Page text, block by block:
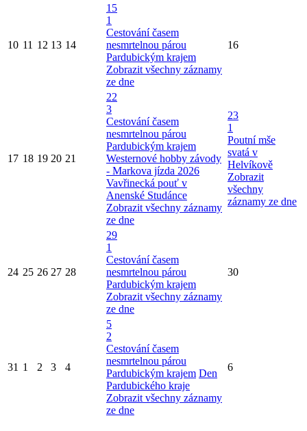
10 11 12 13 14
15
1
Cestování časem
nesmrtelnou párou
Pardubickým krajem
Zobrazit všechny záznamy
ze dne
16
17 18 19 20 21
22
3
Cestování časem
nesmrtelnou párou
Pardubickým krajem
Westernové hobby závody
- Markova jízda 2026
Vavřinecká pouť v
Anenské Studánce
Zobrazit všechny záznamy
ze dne
23
1
Poutní mše
svatá v
Helvíkově
Zobrazit
všechny
záznamy ze dne
24 25 26 27 28
29
1
Cestování časem
nesmrtelnou párou
Pardubickým krajem
Zobrazit všechny záznamy
ze dne
30
31 1 2 3 4
5
2
Cestování časem
nesmrtelnou párou
Pardubickým krajem Den
Pardubického kraje
Zobrazit všechny záznamy
ze dne
6